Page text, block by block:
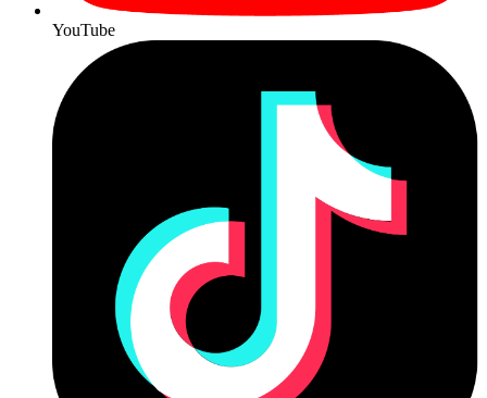
YouTube